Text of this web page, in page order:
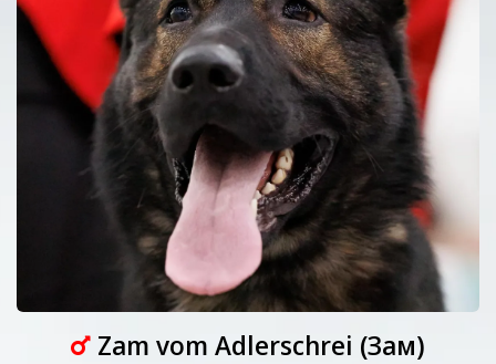
Zam vom Adlerschrei (Зам)